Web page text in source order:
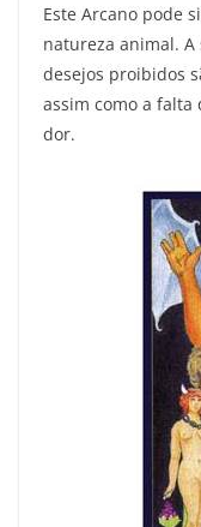
Este Arcano pode
natureza animal.
desejos proibidos
assim como a falta
dor.